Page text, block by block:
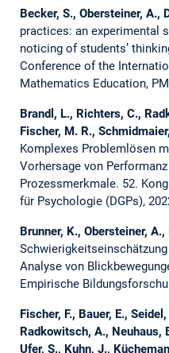
Becker, S., Obersteiner, A.,
practices: an experimental
noticing of students’
Conference of the
Mathematics Education,
Brandl, L., Richters, C.,
Fischer, M. R.,
Komplexes Problemlösen
Vorhersage von
Prozessmerkmale. 52.
für Psychologie (DGPs),
Brunner, K., Obersteiner, A.,
Analyse von
Empirische
Fischer, F., Bauer, E.,
Radkowitsch, A., Neuhaus,
Ufer, S., Kuhn, J.,